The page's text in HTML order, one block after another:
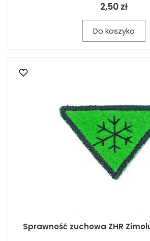
2,50 zł
Do koszyka
Sprawność zuchowa ZHR